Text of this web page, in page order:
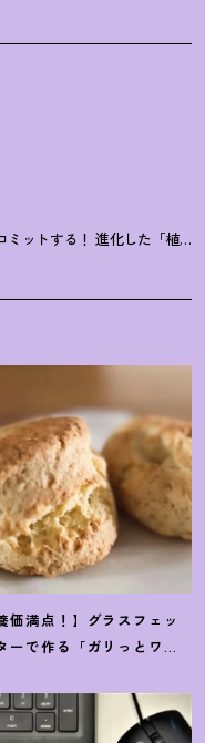
ミットする ！ 進化した「植物
価満点 ！ 】グラスフェッ
ーで作る「ガリっとワイ